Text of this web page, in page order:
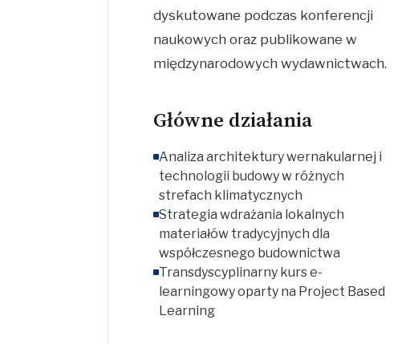
dyskutowane podczas konferencji
naukowych oraz publikowane w
międzynarodowych wydawnictwach.
Główne działania
Analiza architektury wernakularnej i
technologii budowy w różnych
strefach klimatycznych
Strategia wdrażania lokalnych
materiałów tradycyjnych dla
współczesnego budownictwa
Transdyscyplinarny kurs e-
learningowy oparty na Project Based
Learning